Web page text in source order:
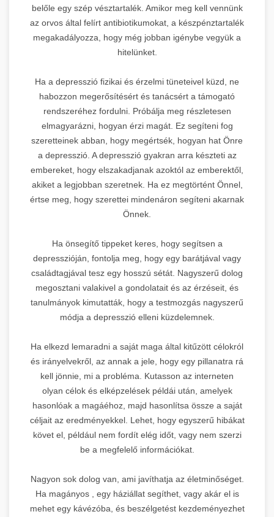
belőle egy szép vésztartalék. Amikor meg kell vennünk
az orvos által felírt antibiotikumokat, a készpénztartalék
megakadályozza, hogy még jobban igénybe vegyük a
hitelünket.
Ha a depresszió fizikai és érzelmi tüneteivel küzd, ne
habozzon megerősítésért és tanácsért a támogató
rendszeréhez fordulni. Próbálja meg részletesen
elmagyarázni, hogyan érzi magát. Ez segíteni fog
szeretteinek abban, hogy megértsék, hogyan hat Önre
a depresszió. A depresszió gyakran arra készteti az
embereket, hogy elszakadjanak azoktól az emberektől,
akiket a legjobban szeretnek. Ha ez megtörtént Önnel,
értse meg, hogy szerettei mindenáron segíteni akarnak
Önnek.
Ha önsegítő tippeket keres, hogy segítsen a
depresszióján, fontolja meg, hogy egy barátjával vagy
családtagjával tesz egy hosszú sétát. Nagyszerű dolog
megosztani valakivel a gondolatait és az érzéseit, és
tanulmányok kimutatták, hogy a testmozgás nagyszerű
módja a depresszió elleni küzdelemnek.
Ha elkezd lemaradni a saját maga által kitűzött célokról
és irányelvekről, az annak a jele, hogy egy pillanatra rá
kell jönnie, mi a probléma. Kutasson az interneten
olyan célok és elképzelések példái után, amelyek
hasonlóak a magáéhoz, majd hasonlítsa össze a saját
céljait az eredményekkel. Lehet, hogy egyszerű hibákat
követ el, például nem fordít elég időt, vagy nem szerzi
be a megfelelő információkat.
Nagyon sok dolog van, ami javíthatja az életminőséget.
Ha magányos , egy háziállat segíthet, vagy akár el is
mehet egy kávézóba, és beszélgetést kezdeményezhet